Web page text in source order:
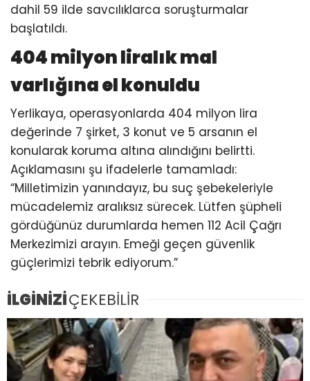
dahil 59 ilde savcılıklarca soruşturmalar
başlatıldı.
404 milyon liralık mal
varlığına el konuldu
Yerlikaya, operasyonlarda 404 milyon lira
değerinde 7 şirket, 3 konut ve 5 arsanın el
konularak koruma altına alındığını belirtti.
Açıklamasını şu ifadelerle tamamladı:
“Milletimizin yanındayız, bu suç şebekeleriyle
mücadelemiz aralıksız sürecek. Lütfen şüpheli
gördüğünüz durumlarda hemen 112 Acil Çağrı
Merkezimizi arayın. Emeği geçen güvenlik
güçlerimizi tebrik ediyorum.”
İLGİNİZİÇEKEBİLİR